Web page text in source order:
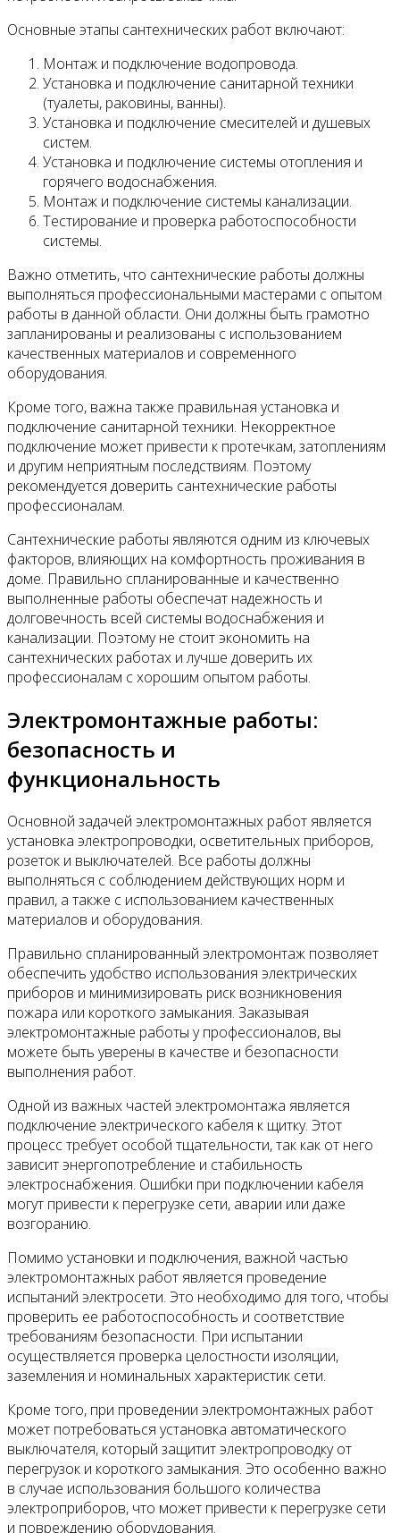
Основные этапы сантехнических работ включают:
Монтаж и подключение водопровода.
Установка и подключение санитарной техники
(туалеты, раковины, ванны).
Установка и подключение смесителей и душевых
систем.
Установка и подключение системы отопления и
горячего водоснабжения.
Монтаж и подключение системы канализации.
Тестирование и проверка работоспособности
системы.
Важно отметить, что сантехнические работы должны
выполняться профессиональными мастерами с опытом
работы в данной области. Они должны быть грамотно
запланированы и реализованы с использованием
качественных материалов и современного
оборудования.
Кроме того, важна также правильная установка и
подключение санитарной техники. Некорректное
подключение может привести к протечкам, затоплениям
и другим неприятным последствиям. Поэтому
рекомендуется доверить сантехнические работы
профессионалам.
Сантехнические работы являются одним из ключевых
факторов, влияющих на комфортность проживания в
доме. Правильно спланированные и качественно
выполненные работы обеспечат надежность и
долговечность всей системы водоснабжения и
канализации. Поэтому не стоит экономить на
сантехнических работах и лучше доверить их
профессионалам с хорошим опытом работы.
Электромонтажные работы:
безопасность и
функциональность
Основной задачей электромонтажных работ является
установка электропроводки, осветительных приборов,
розеток и выключателей. Все работы должны
выполняться с соблюдением действующих норм и
правил, а также с использованием качественных
материалов и оборудования.
Правильно спланированный электромонтаж позволяет
обеспечить удобство использования электрических
приборов и минимизировать риск возникновения
пожара или короткого замыкания. Заказывая
электромонтажные работы у профессионалов, вы
можете быть уверены в качестве и безопасности
выполнения работ.
Одной из важных частей электромонтажа является
подключение электрического кабеля к щитку. Этот
процесс требует особой тщательности, так как от него
зависит энергопотребление и стабильность
электроснабжения. Ошибки при подключении кабеля
могут привести к перегрузке сети, аварии или даже
возгоранию.
Помимо установки и подключения, важной частью
электромонтажных работ является проведение
испытаний электросети. Это необходимо для того, чтобы
проверить ее работоспособность и соответствие
требованиям безопасности. При испытании
осуществляется проверка целостности изоляции,
заземления и номинальных характеристик сети.
Кроме того, при проведении электромонтажных работ
может потребоваться установка автоматического
выключателя, который защитит электропроводку от
перегрузок и короткого замыкания. Это особенно важно
в случае использования большого количества
электроприборов, что может привести к перегрузке сети
и повреждению оборудования.